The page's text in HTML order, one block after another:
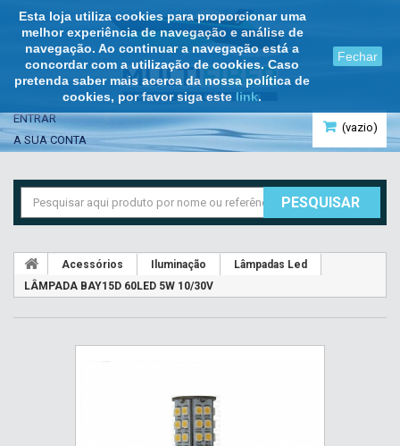
Esta loja utiliza cookies para proporcionar uma
melhor experiência de navegação e análise de
navegação. Ao continuar a navegação está a
concordar com a utilização de cookies. Caso
pretenda saber mais acerca da nossa política de
cookies, por favor siga este link.
Fechar
(vazio)
ENTRAR
A SUA CONTA
PESQUISAR
Acessórios Iluminação
Lâmpadas Led
LÂMPADA BAY15D 60LED 5W 10/30V